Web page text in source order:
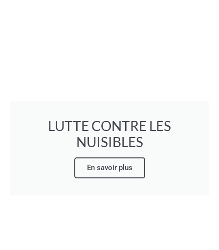
LUTTE CONTRE LES
NUISIBLES
En savoir plus